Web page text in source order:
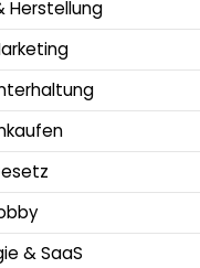
Herstellung
& SaaS